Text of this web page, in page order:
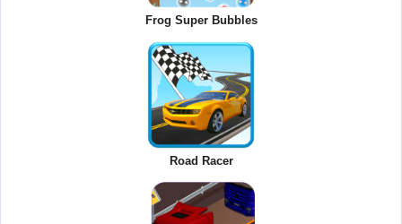
Frog Super Bubbles
Road Racer